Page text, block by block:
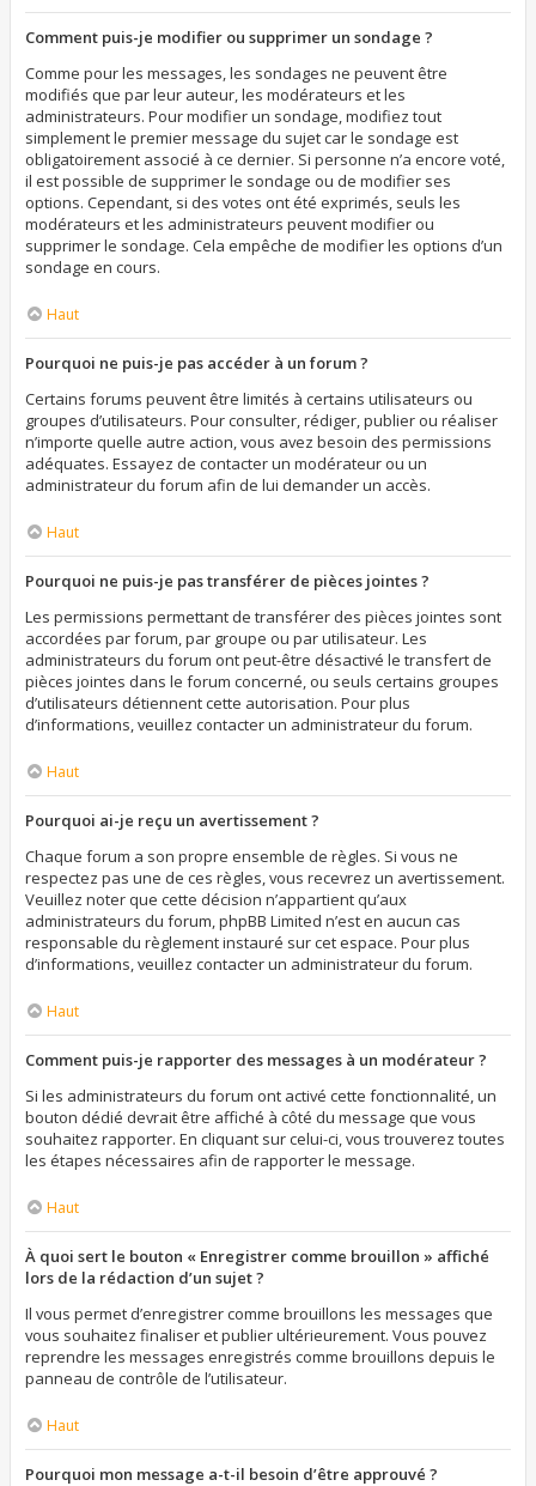
Comment puis-je modifier ou supprimer un sondage ?
Comme pour les messages, les sondages ne peuvent être
modifiés que par leur auteur, les modérateurs et les
administrateurs. Pour modifier un sondage, modifiez tout
simplement le premier message du sujet car le sondage est
obligatoirement associé à ce dernier. Si personne n’a encore voté,
il est possible de supprimer le sondage ou de modifier ses
options. Cependant, si des votes ont été exprimés, seuls les
modérateurs et les administrateurs peuvent modifier ou
supprimer le sondage. Cela empêche de modifier les options d’un
sondage en cours.
Haut
Pourquoi ne puis-je pas accéder à un forum ?
Certains forums peuvent être limités à certains utilisateurs ou
groupes d’utilisateurs. Pour consulter, rédiger, publier ou réaliser
n’importe quelle autre action, vous avez besoin des permissions
adéquates. Essayez de contacter un modérateur ou un
administrateur du forum afin de lui demander un accès.
Haut
Pourquoi ne puis-je pas transférer de pièces jointes ?
Les permissions permettant de transférer des pièces jointes sont
accordées par forum, par groupe ou par utilisateur. Les
administrateurs du forum ont peut-être désactivé le transfert de
pièces jointes dans le forum concerné, ou seuls certains groupes
d’utilisateurs détiennent cette autorisation. Pour plus
d’informations, veuillez contacter un administrateur du forum.
Haut
Pourquoi ai-je reçu un avertissement ?
Chaque forum a son propre ensemble de règles. Si vous ne
respectez pas une de ces règles, vous recevrez un avertissement.
Veuillez noter que cette décision n’appartient qu’aux
administrateurs du forum, phpBB Limited n’est en aucun cas
responsable du règlement instauré sur cet espace. Pour plus
d’informations, veuillez contacter un administrateur du forum.
Haut
Comment puis-je rapporter des messages à un modérateur ?
Si les administrateurs du forum ont activé cette fonctionnalité, un
bouton dédié devrait être affiché à côté du message que vous
souhaitez rapporter. En cliquant sur celui-ci, vous trouverez toutes
les étapes nécessaires afin de rapporter le message.
Haut
À quoi sert le bouton « Enregistrer comme brouillon » affiché
lors de la rédaction d’un sujet ?
Il vous permet d’enregistrer comme brouillons les messages que
vous souhaitez finaliser et publier ultérieurement. Vous pouvez
reprendre les messages enregistrés comme brouillons depuis le
panneau de contrôle de l’utilisateur.
Haut
Pourquoi mon message a-t-il besoin d’être approuvé ?